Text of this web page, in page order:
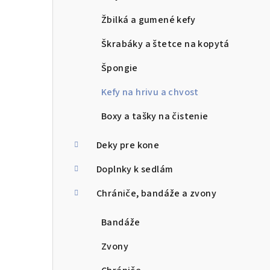
Žbilká a gumené kefy
Škrabáky a štetce na kopytá
Špongie
Kefy na hrivu a chvost
Boxy a tašky na čistenie
Deky pre kone
Doplnky k sedlám
Chrániče, bandáže a zvony
Bandáže
Zvony